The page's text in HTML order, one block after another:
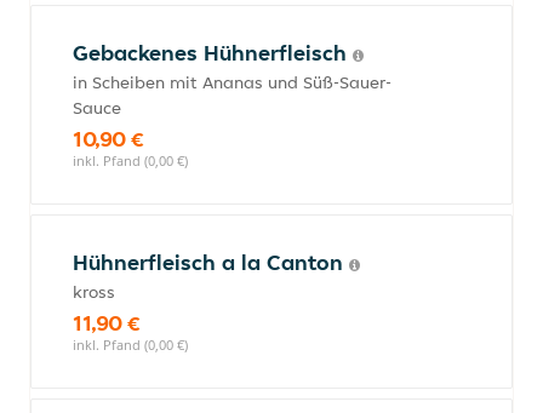
Gebackenes Hühnerfleisch
in Scheiben mit Ananas und Süß-Sauer-
Sauce
10,90 €
inkl. Pfand (0,00 €)
Hühnerfleisch a la Canton
kross
11,90 €
inkl. Pfand (0,00 €)